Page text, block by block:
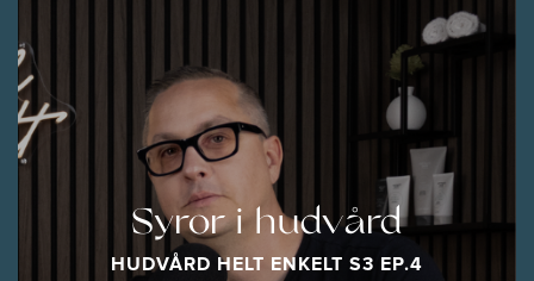
Syror i hudvård
HUDVÅRD HELT ENKELT S3 EP.4